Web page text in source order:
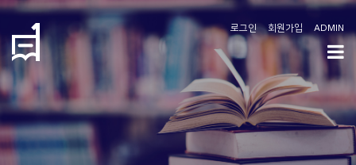
로그인 회원가입 ADMIN
도
협
소